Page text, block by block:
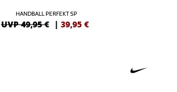
HANDBALL PERFEKT SP
UVP 49,95 € | 39,95 €